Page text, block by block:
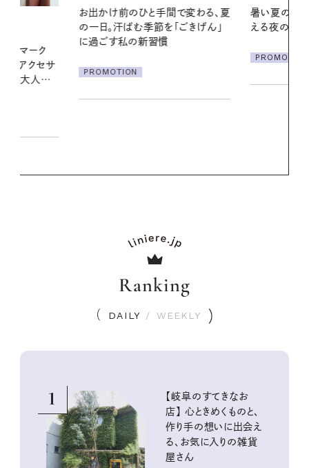
暑い夏のナイトルーティン。私を整
える夜の爽やかご褒美ケア
夏の髪と心
る【大人気の
Ranking
DAILY / WEEKLY
1
【岐阜のすてきなお
店】 心ときめくものと、
作り手の想いに出会え
る、お気に入りの雑貨
屋さん